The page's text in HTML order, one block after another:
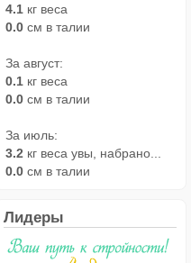
4.1 кг веса
0.0 см в талии
За август:
0.1 кг веса
0.0 см в талии
За июль:
3.2 кг веса увы, набрано...
0.0 см в талии
Лидеры